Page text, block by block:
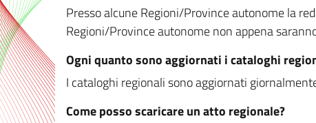
Presso alcune Regioni/Province autonome la
Regioni/Province autonome non appena
Ogni quanto sono aggiornati i cataloghi
I cataloghi regionali sono aggiornati
Come posso scaricare un atto regionale?